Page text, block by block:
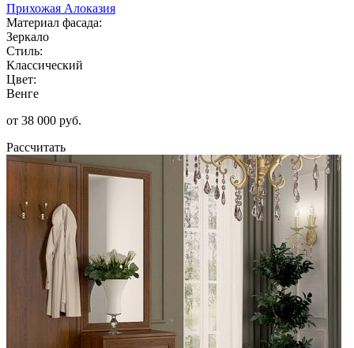
Прихожая Алоказия
Материал фасада:
Зеркало
Стиль:
Классический
Цвет:
Венге
от 38 000 руб.
Рассчитать